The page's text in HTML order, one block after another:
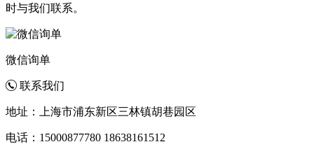
时与我们联系。
微信询单
联系我们
地址：上海市浦东新区三林镇胡巷园区
电话：15000877780 18638161512